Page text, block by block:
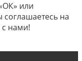
или
на
нами!